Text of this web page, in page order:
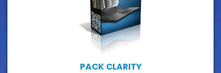
PACK CLARITY